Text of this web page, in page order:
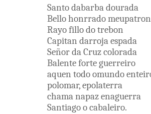
Santodabarbadourada
Bellohonrradomeupatron
Rayofillodotrebon
Capitan darrojaespada
SeñordaCruzcolorada
Balenteforteguerreiro
aquen todoomundo
polomar,epolaterra
chamanapazenaguerra
Santiagoocabaleiro.